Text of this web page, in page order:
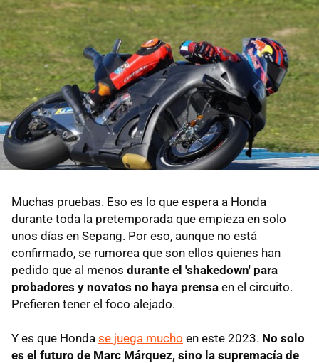
Muchas pruebas. Eso es lo que espera a Honda
durante toda la pretemporada que empieza en solo
unos días en Sepang. Por eso, aunque no está
confirmado, se rumorea que son ellos quienes han
pedido que al menos durante el 'shakedown' para
probadores y novatos no haya prensa en el circuito.
Prefieren tener el foco alejado.
Y es que Honda se juega mucho en este 2023. No solo
es el futuro de Marc Márquez, sino la supremacía de